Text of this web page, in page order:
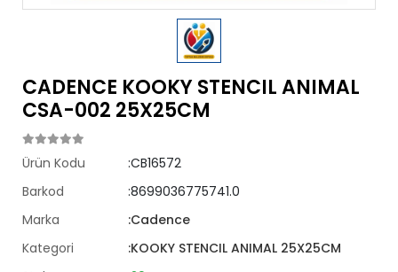
CADENCE KOOKY STENCIL ANIMAL
CSA-002 25X25CM
Ürün Kodu
:CB16572
Barkod
:8699036775741.0
Marka
:Cadence
Kategori
:KOOKY STENCIL ANIMAL 25X25CM